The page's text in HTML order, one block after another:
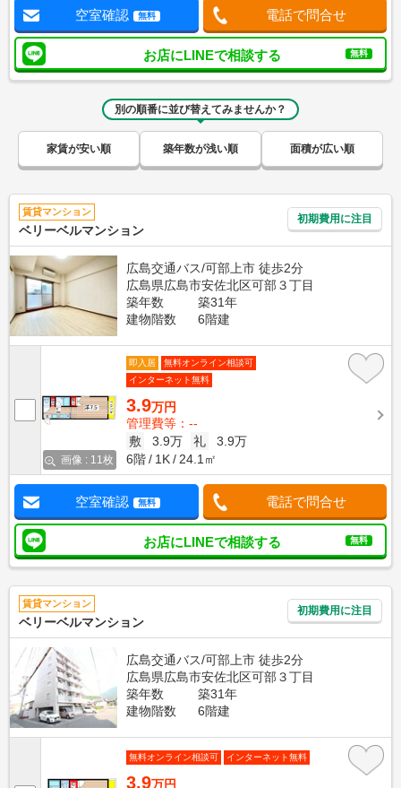
空室確認 無料 電話で問合せ
お店にLINEで相談する 無料
別の順番に並び替えてみませんか？
家賃が安い順 築年数が浅い順 面積が広い順
賃貸マンション
ベリーベルマンション
初期費用に注目
広島交通バス/可部上市 徒歩2分
広島県広島市安佐北区可部３丁目
築年数
築31年
建物階数
6階建
画像 : 11枚
即入居
無料オンライン相談可
インターネット無料
3.9万円
管理費等：--
敷
3.9万 礼
3.9万
6階
1K 24.1㎡
空室確認 無料 電話で問合せ
お店にLINEで相談する 無料
賃貸マンション
ベリーベルマンション
初期費用に注目
広島交通バス/可部上市 徒歩2分
広島県広島市安佐北区可部３丁目
築年数
築31年
建物階数
6階建
無料オンライン相談可 インターネット無料
3.9万円